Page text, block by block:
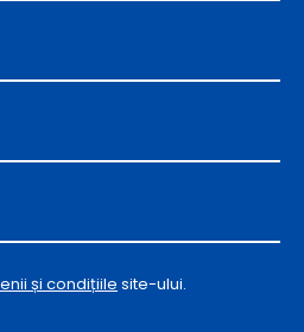
și condițiile site-ului.